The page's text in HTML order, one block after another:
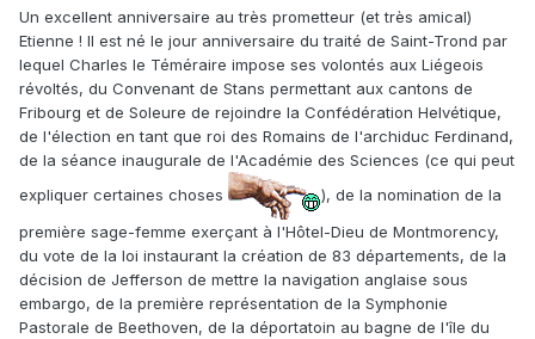
Un excellent anniversaire au très prometteur (et très amical)
Etienne ! Il est né le jour anniversaire du traité de Saint-Trond par
lequel Charles le Téméraire impose ses volontés aux Liégeois
révoltés, du Convenant de Stans permettant aux cantons de
Fribourg et de Soleure de rejoindre la Confédération Helvétique,
de l'élection en tant que roi des Romains de l'archiduc Ferdinand,
de la séance inaugurale de l'Académie des Sciences (ce qui peut
expliquer certaines choses
), de la nomination de la
première sage-femme exerçant à l'Hôtel-Dieu de Montmorency,
du vote de la loi instaurant la création de 83 départements, de la
décision de Jefferson de mettre la navigation anglaise sous
embargo, de la première représentation de la Symphonie
Pastorale de Beethoven, de la déportatoin au bagne de l'île du